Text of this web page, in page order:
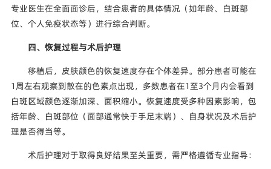
专业医生在全面面诊后，结合患者的具体情况（如年龄、白斑部
位、个人免疫状态等）进行综合判断。
四、恢复过程与术后护理
移植后，皮肤颜色的恢复速度存在个体差异。部分患者可能在
1周左右观察到散在的色素点出现，多数患者在1至3个月内会看到
白斑区域颜色逐渐加深、面积缩小。恢复速度受多种因素影响，包
括年龄、白斑部位（面部通常快于手足末端）、自身状况及术后护
理是否得当等。
术后护理对于取得良好结果至关重要，需严格遵循专业指导：